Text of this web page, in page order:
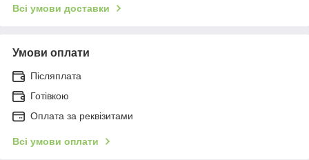
Всі умови доставки
Умови оплати
Післяплата
Готівкою
Оплата за реквізитами
Всі умови оплати